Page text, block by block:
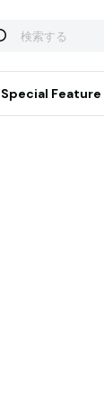
Special Feature